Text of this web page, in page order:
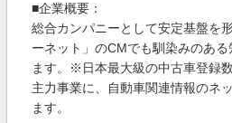
■企業概要：
総合カンパニーとして安定基盤を
ーネット」のCMでも馴染みのあ
ます。※日本最大級の中古車登録
主力事業に、自動車関連情報のネ
ます。